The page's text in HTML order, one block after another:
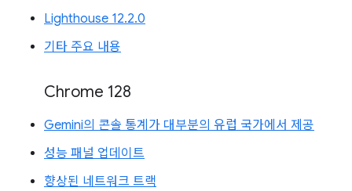
Lighthouse 12.2.0
기타 주요 내용
Chrome 128
Gemini의 콘솔 통계가 대부분의 유럽 국가에서 제공
성능 패널 업데이트
향상된 네트워크 트랙